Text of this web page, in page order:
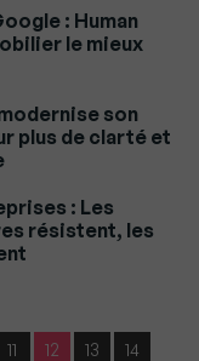
: Human
le mieux
son
plus de clarté et
: Les
résistent, les
11 12 13
14